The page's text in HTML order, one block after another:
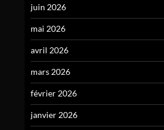
juin 2026
mai 2026
avril 2026
mars 2026
février 2026
janvier 2026